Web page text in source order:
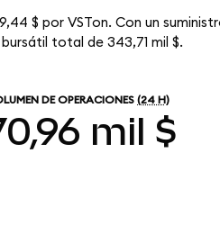
$ por VSTon. Con un
total de 343,71 mil $.
DE OPERACIONES (24 H)
mil $